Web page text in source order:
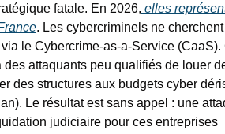
fatale. En 2026, elles
. Les cybercriminels ne
le Cybercrime-as-a-Service (CaaS).
attaquants peu qualifiés de louer
des structures aux budgets cyber
Le résultat est sans appel : une
judiciaire pour ces entreprises